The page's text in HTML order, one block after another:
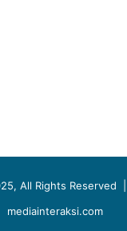
All Rights Reserved |
mediainteraksi.com